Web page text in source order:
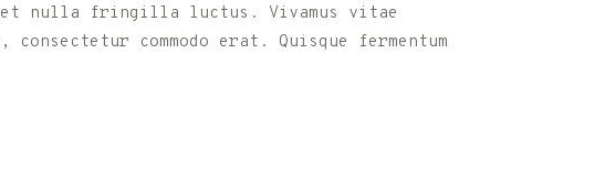
nulla fringilla luctus. Vivamus vitae
commodo erat. Quisque fermentum